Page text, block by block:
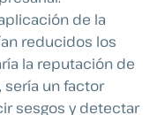
de la
reducidos los
la reputación de
sería un factor
sesgos y detectar